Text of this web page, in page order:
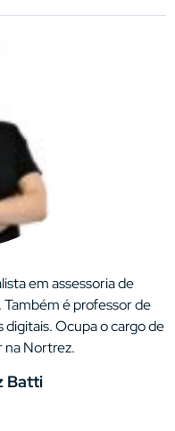
em assessoria de
é professor de
Ocupa o cargo de
Nortrez.
Batti